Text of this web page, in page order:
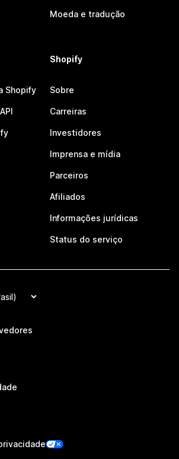
Moeda e tradução
Shopify
Shopify
Sobre
Carreiras
Investidores
Imprensa e mídia
Parceiros
Afiliados
Informações jurídicas
Status do serviço